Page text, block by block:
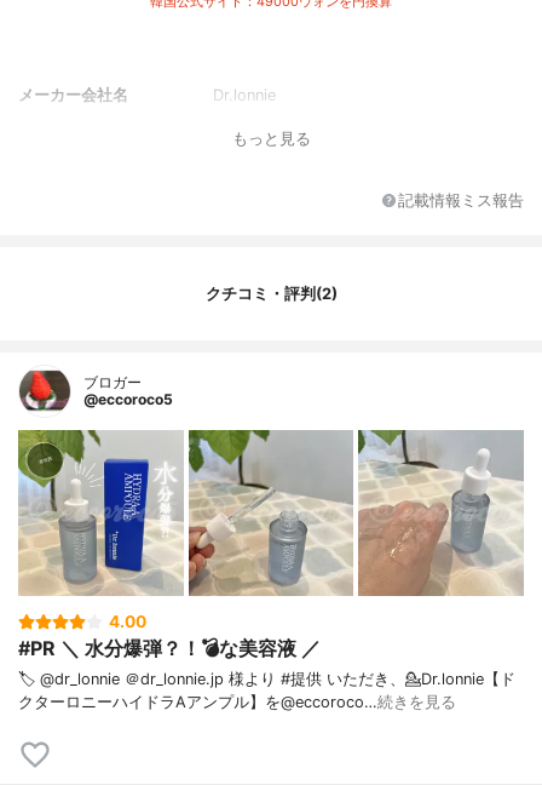
メーカー会社名 Dr.lonnie
もっと見る
記載情報ミス報告
クチコミ・評判(2)
ブロガー
@eccoroco5
4.00
#PR ＼ 水分爆弾？！💣な美容液 ／
🏷️ @dr_lonnie ＠dr_lonnie.jp 様より #提供 いただき、⁡💁Dr.lonnie【ド
クターロニーハイドラAアンプル】を@eccoroco…続きを見る